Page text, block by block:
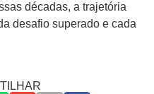
décadas, a trajetória
desafio superado e cada